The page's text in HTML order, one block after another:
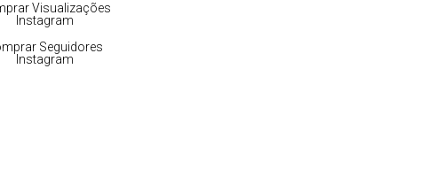
Visualizações
Instagram
Seguidores
Instagram